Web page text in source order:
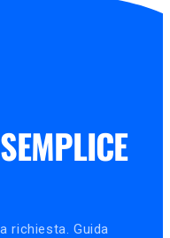
richiesta. Guida